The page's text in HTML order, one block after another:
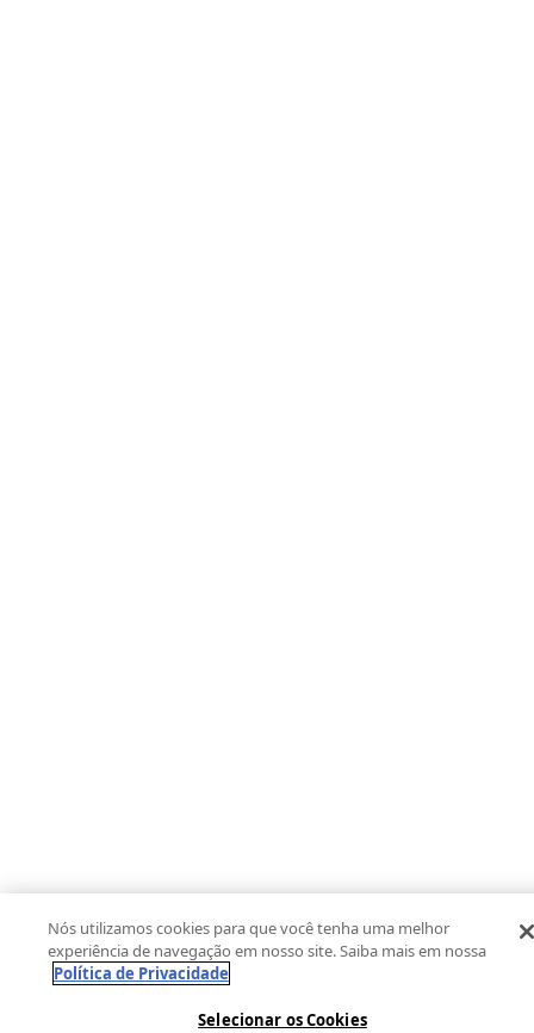
Nós utilizamos cookies para que você tenha uma melhor
experiência de navegação em nosso site. Saiba mais em nossa
Política de Privacidade
Selecionar os Cookies